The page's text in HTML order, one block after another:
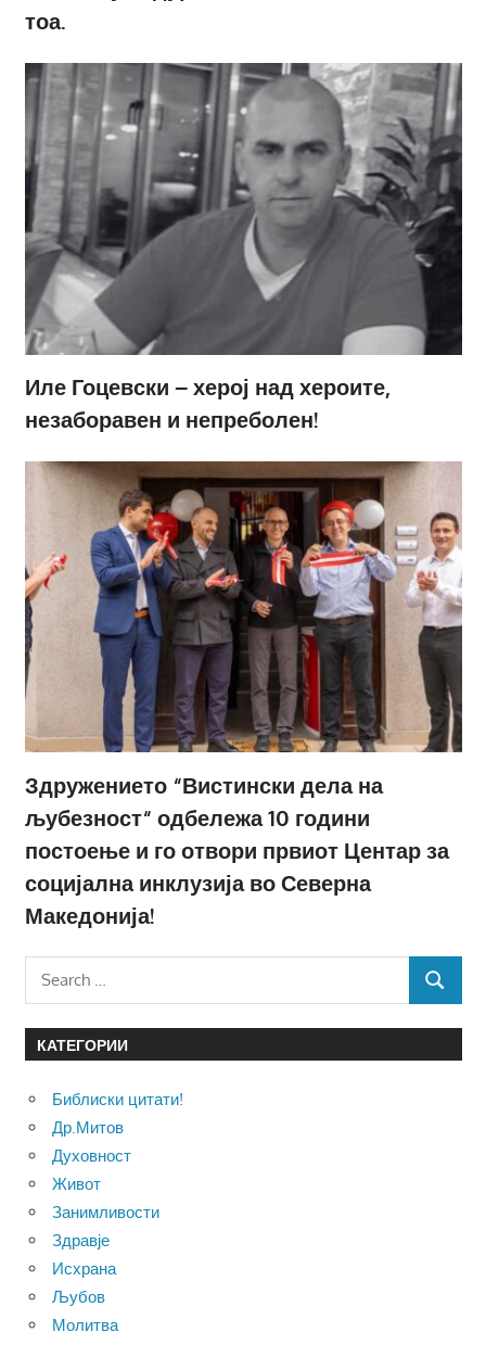
тоа.
Иле Гоцевски – херој над хероите,
незаборавен и непреболен!
Здружението “Вистински дела на
љубезност“ одбележа 10 години
постоење и го отвори првиот Центар за
социјална инклузија во Северна
Македонија!
Search
SEARCH
КАТЕГОРИИ
Библиски цитати!
Др.Митов
Духовност
Живот
Занимливости
Здравје
Исхрана
Љубов
Молитва